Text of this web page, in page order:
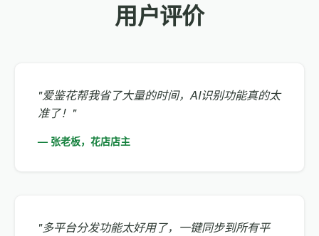
用户评价
"爱鉴花帮我省了大量的时间，AI识别功能真的太
准了！"
— 张老板，花店店主
"多平台分发功能太好用了，一键同步到所有平